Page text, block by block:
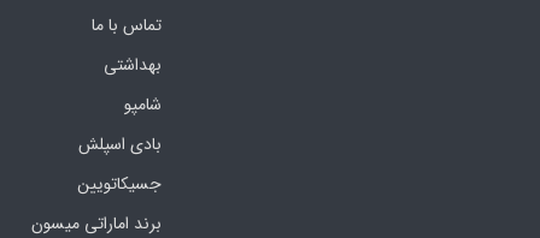
تماس با ما
بهداشتی
شامپو
بادی اسپلش
جسیکاتویین
برند اماراتی میسون